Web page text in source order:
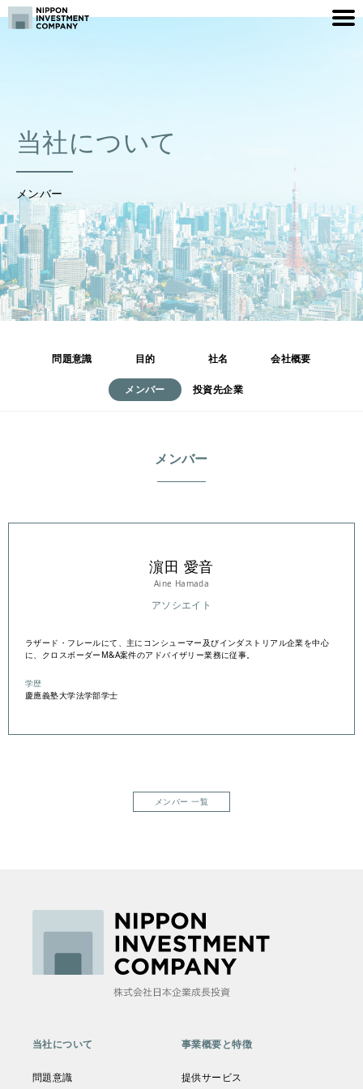
当社について
メンバー
問題意識 目的 社名 会社概要
メンバー 投資先企業
メンバー
濵田 愛音
Aine Hamada
アソシエイト
ラザード・フレールにて、主にコンシューマー及びインダストリアル企業を中心
に、クロスボーダーM&A案件のアドバイザリー業務に従事。
学歴
慶應義塾大学法学部学士
メンバー 一覧
当社について
問題意識
事業概要と特徴
提供サービス